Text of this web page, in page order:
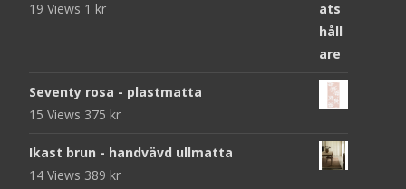
19 Views 1 kr
Seventy rosa - plastmatta
15 Views 375 kr
Ikast brun - handvävd ullmatta
14 Views 389 kr